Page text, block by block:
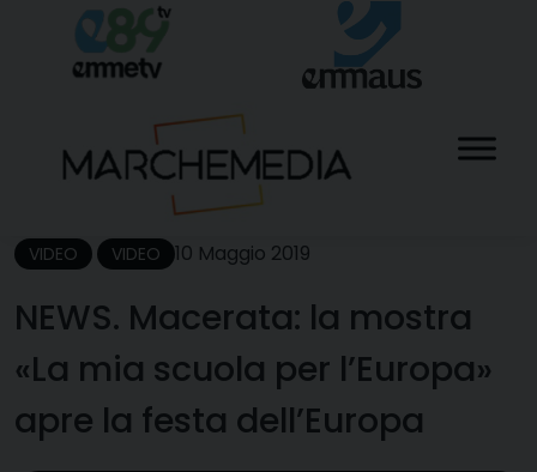
content
VIDEO VIDEO 10 Maggio 2019
NEWS. Macerata: la mostra
«La mia scuola per l’Europa»
apre la festa dell’Europa